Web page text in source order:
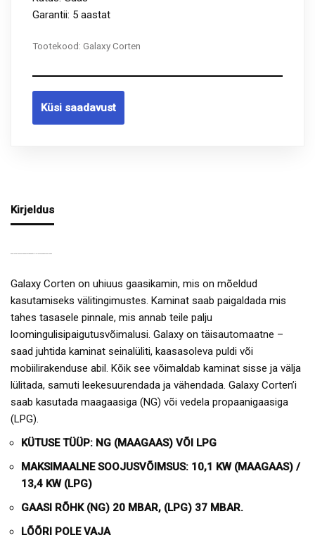
Garantii: 5 aastat
Tootekood: Galaxy Corten
Küsi saadavust
Kirjeldus
Galaxy Corten on uhiuus gaasikamin, mis on mõeldud
kasutamiseks välitingimustes. Kaminat saab paigaldada mis
tahes tasasele pinnale, mis annab teile palju
loomingulisipaigutusvõimalusi. Galaxy on täisautomaatne –
saad juhtida kaminat seinalüliti, kaasasoleva puldi või
mobiilirakenduse abil. Kõik see võimaldab kaminat sisse ja välja
lülitada, samuti leekesuurendada ja vähendada. Galaxy Corten’i
saab kasutada maagaasiga (NG) või vedela propaanigaasiga
(LPG).
KÜTUSE TÜÜP: NG (MAAGAAS) VÕI LPG
MAKSIMAALNE SOOJUSVÕIMSUS: 10,1 KW (MAAGAAS) /
13,4 KW (LPG)
GAASI RÕHK (NG) 20 MBAR, (LPG) 37 MBAR.
LÕÕRI POLE VAJA